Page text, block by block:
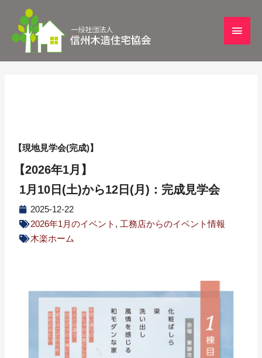
【現地見学会(完成)】
【2026年1月】
1月10日(土)から12日(月)：完成見学会
2025-12-22
2026年1月のイベント , 工務店からのイベント情報
木楽ホーム